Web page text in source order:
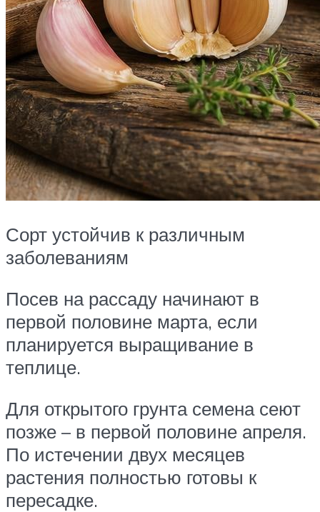
Сорт устойчив к различным
заболеваниям
Посев на рассаду начинают в
первой половине марта, если
планируется выращивание в
теплице.
Для открытого грунта семена сеют
позже – в первой половине апреля.
По истечении двух месяцев
растения полностью готовы к
пересадке.